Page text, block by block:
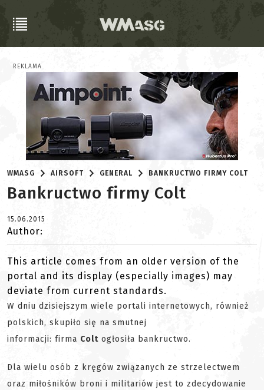
REKLAMA
WMASG AIRSOFT GENERAL BANKRUCTWO FIRMY COLT
Bankructwo firmy Colt
15.06.2015
Author:
This article comes from an older version of the
portal and its display (especially images) may
deviate from current standards.
W dniu dzisiejszym wiele portali internetowych, również
polskich, skupiło się na smutnej
informacji: firma Colt ogłosiła bankructwo.
Dla wielu osób z kręgów związanych ze strzelectwem
oraz miłośników broni i militariów jest to zdecydowanie